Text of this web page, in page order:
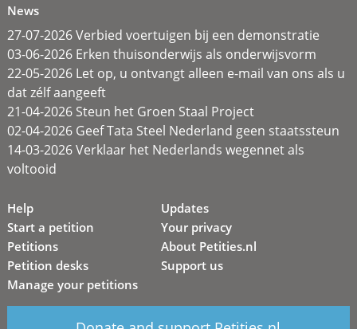
News
27-07-2026 Verbied voertuigen bij een demonstratie
03-06-2026 Erken thuisonderwijs als onderwijsvorm
22-05-2026 Let op, u ontvangt alleen e-mail van ons als u
dat zélf aangeeft
21-04-2026 Steun het Groen Staal Project
02-04-2026 Geef Tata Steel Nederland geen staatssteun
14-03-2026 Verklaar het Nederlands wegennet als
voltooid
Help
Start a petition
Petitions
Petition desks
Manage your petitions
Updates
Your privacy
About Petities.nl
Support us